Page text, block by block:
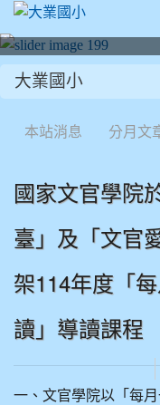
大業國小
本站消息 分月文
國家文官學院
臺」及「文官
架114年度「
讀」導讀課程
一、文官學院以「每